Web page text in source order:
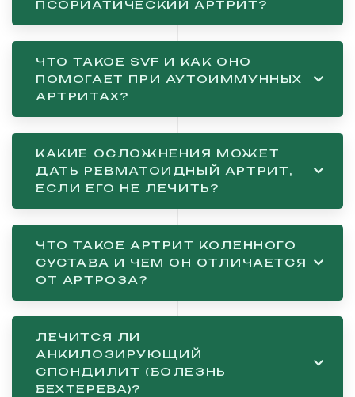
ПСОРИАТИЧЕСКИЙ АРТРИТ?
ЧТО ТАКОЕ SVF И КАК ОНО
ПОМОГАЕТ ПРИ АУТОИММУННЫХ
АРТРИТАХ?
КАКИЕ ОСЛОЖНЕНИЯ МОЖЕТ
ДАТЬ РЕВМАТОИДНЫЙ АРТРИТ,
ЕСЛИ ЕГО НЕ ЛЕЧИТЬ?
ЧТО ТАКОЕ АРТРИТ КОЛЕННОГО
СУСТАВА И ЧЕМ ОН ОТЛИЧАЕТСЯ
ОТ АРТРОЗА?
ЛЕЧИТСЯ ЛИ
АНКИЛОЗИРУЮЩИЙ
СПОНДИЛИТ (БОЛЕЗНЬ
БЕХТЕРЕВА)?